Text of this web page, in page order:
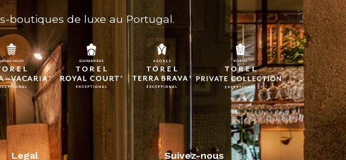
boutiques de luxe au Portugal.
Legal Suivez-nous